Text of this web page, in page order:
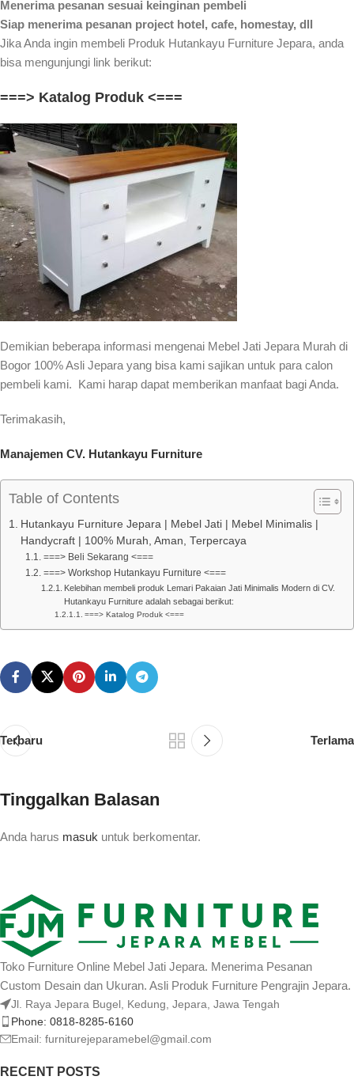
Menerima pesanan sesuai keinginan pembeli
Siap menerima pesanan project hotel, cafe, homestay, dll
Jika Anda ingin membeli Produk Hutankayu Furniture Jepara, anda
bisa mengunjungi link berikut:
===> Katalog Produk <===
Demikian beberapa informasi mengenai Mebel Jati Jepara Murah di
Bogor 100% Asli Jepara yang bisa kami sajikan untuk para calon
pembeli kami. Kami harap dapat memberikan manfaat bagi Anda.
Terimakasih,
Manajemen CV. Hutankayu Furniture
Table of Contents
Hutankayu Furniture Jepara | Mebel Jati | Mebel Minimalis |
Handycraft | 100% Murah, Aman, Terpercaya
===> Beli Sekarang <===
===> Workshop Hutankayu Furniture <===
Kelebihan membeli produk Lemari Pakaian Jati Minimalis Modern di CV.
Hutankayu Furniture adalah sebagai berikut:
===> Katalog Produk <===
Terbaru Terlama
Tinggalkan Balasan
Anda harus masuk untuk berkomentar.
Toko Furniture Online Mebel Jati Jepara. Menerima Pesanan
Custom Desain dan Ukuran. Asli Produk Furniture Pengrajin Jepara.
Jl. Raya Jepara Bugel, Kedung, Jepara, Jawa Tengah
Phone: 0818-8285-6160
Email: furniturejeparamebel@gmail.com
RECENT POSTS